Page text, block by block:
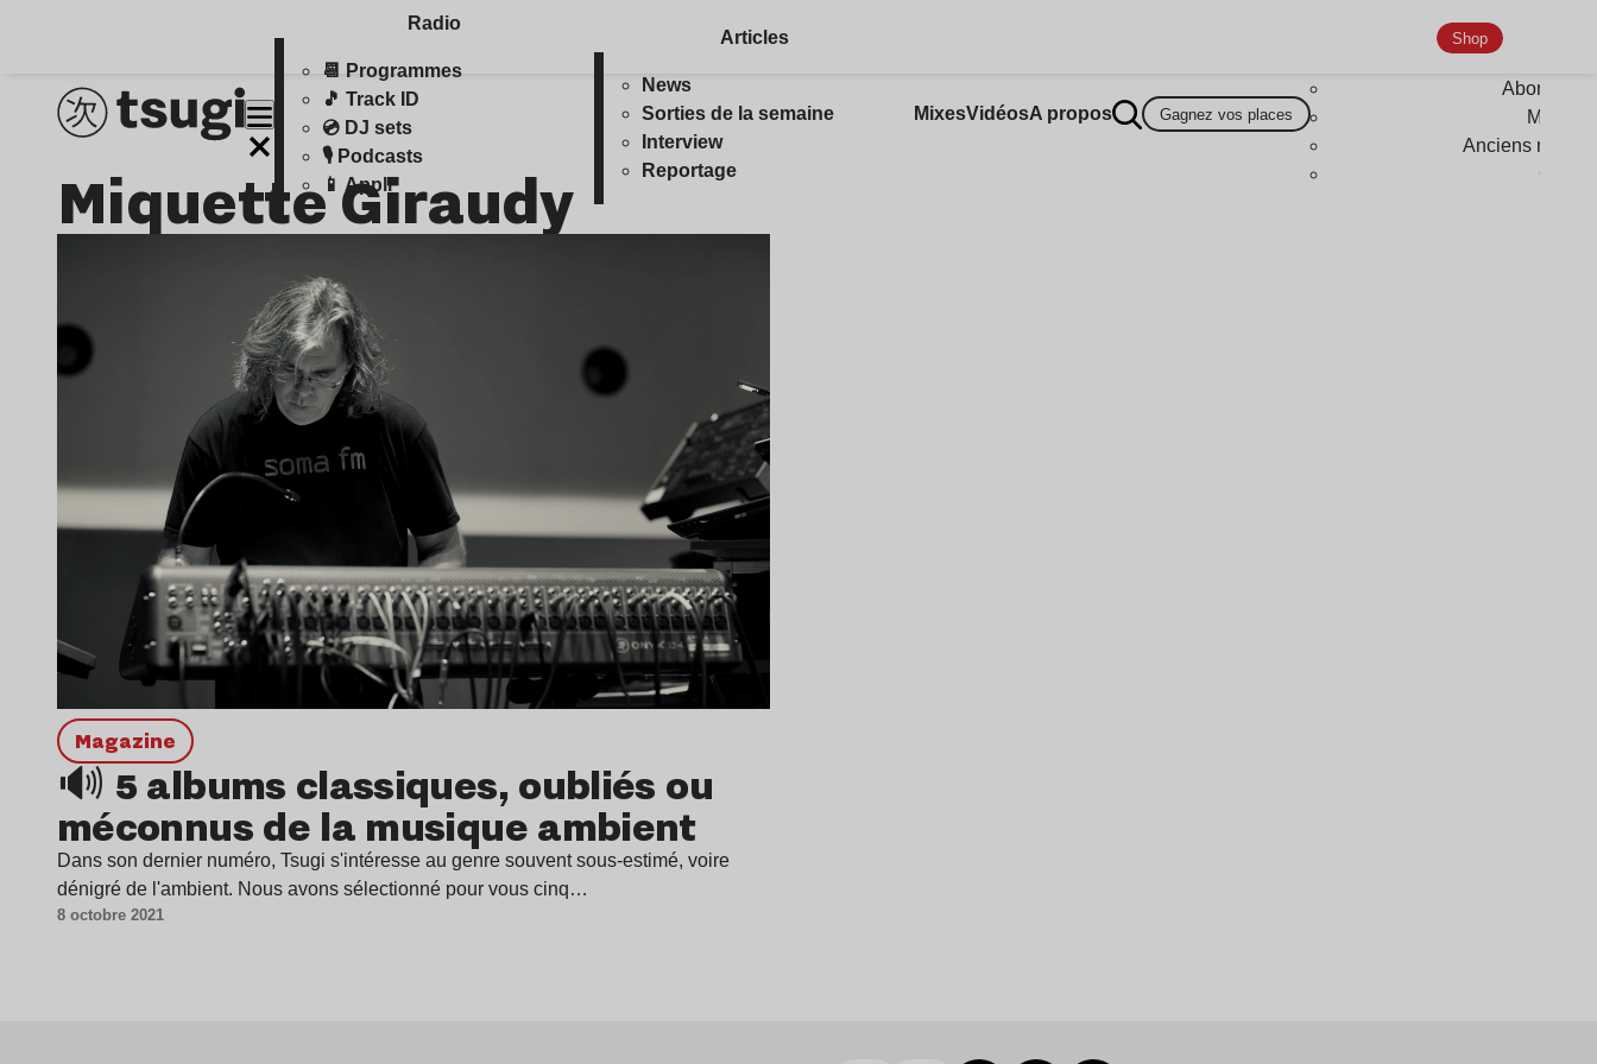
Radio
📆 Programmes
🎵 Track ID
💿 DJ sets
🎙️ Podcasts
📱 Appli
Articles
News
Sorties de la semaine
Interview
Reportage
MixesVidéosA propos Gagnez vos places
Shop
Anciens
Miquette Giraudy
magazine
🔊 5 albums classiques, oubliés ou
méconnus de la musique ambient
Dans son dernier numéro, Tsugi s'intéresse au genre souvent sous-estimé, voire
dénigré de l'ambient. Nous avons sélectionné pour vous cinq…
8 octobre 2021